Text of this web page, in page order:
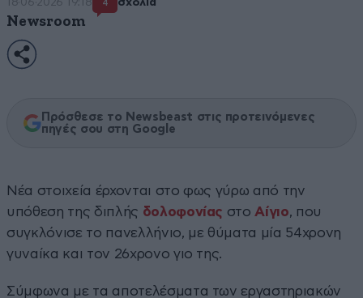
18·06·2026 19:18 4 σχόλια
Newsroom
Πρόσθεσε το Newsbeast στις προτεινόμενες
πηγές σου στη Google
Νέα στοιχεία έρχονται στο φως γύρω από την
υπόθεση της διπλής δολοφονίας στο Αίγιο, που
συγκλόνισε το πανελλήνιο, με θύματα μία 54χρονη
γυναίκα και τον 26χρονο γιο της.
Σύμφωνα με τα αποτελέσματα των εργαστηριακών